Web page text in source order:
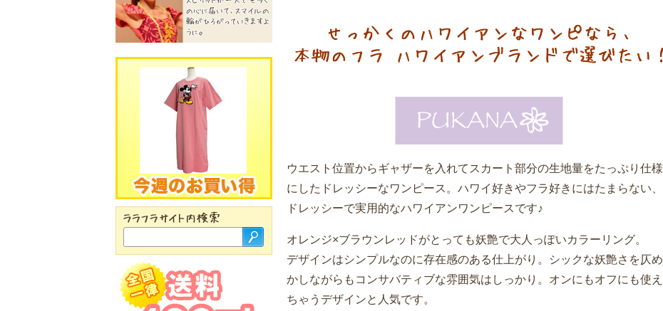
ウエスト位置からギャザーを入れてスカート部分の生地量をたっぷり仕様
にしたドレッシーなワンピース。ハワイ好きやフラ好きにはたまらない、
ドレッシーで実用的なハワイアンワンピースです♪
オレンジ×ブラウンレッドがとっても妖艶で大人っぽいカラーリング。
デザインはシンプルなのに存在感のある仕上がり。シックな妖艶さを仄め
かしながらもコンサバティブな雰囲気はしっかり。オンにもオフにも使え
ちゃうデザインと人気です。